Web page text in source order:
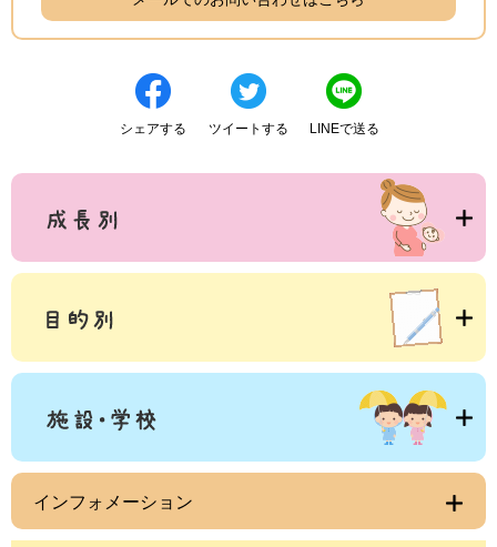
シェアする ツイートする LINEで送る
インフォメーション